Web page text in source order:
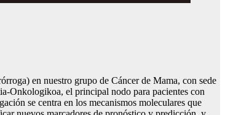
en nuestro grupo de Cáncer de Mama, con sede
Onkologikoa, el principal nodo para pacientes con
se centra en los mecanismos moleculares que